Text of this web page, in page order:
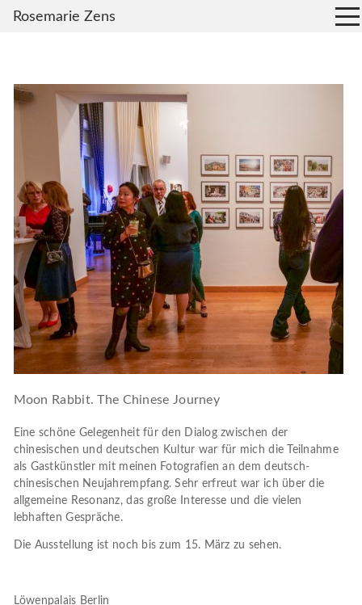
Moon Rabbit. The Chinese Journey
Eine schöne Gelegenheit für den Dialog zwischen der
chinesischen und deutschen Kultur war für mich die Teilnahme
als Gastkünstler mit meinen Fotografien an dem deutsch-
chinesischen Neujahrempfang. Sehr erfreut war ich über die
allgemeine Resonanz, das große Interesse und die vielen
lebhaften Gespräche.
Die Ausstellung ist noch bis zum 15. März zu sehen.
Löwenpalais Berlin
Rosemarie Zens